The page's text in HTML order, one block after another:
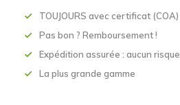
TOUJOURS avec certificat (COA)
Pas bon ? Remboursement !
Expédition assurée : aucun risque
La plus grande gamme